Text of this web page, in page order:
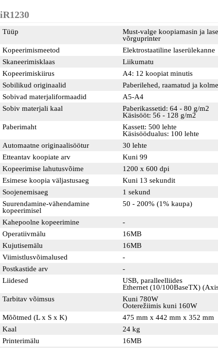
iR1230
Tüüp
Must-valge koopiamasin ja
võrguprinter
Kopeerimismeetod
Elektrostaatiline laserülekanne
Skaneerimisklaas
Liikumatu
Kopeerimiskiirus
A4: 12 koopiat minutis
Sobilikud originaalid
Paberilehed, raamatud ja
Sobivad materjaliformaadid
A5-A4
Sobiv materjali kaal
Paberikassetid: 64 - 80 g/m2
Käsisööt: 56 - 128 g/m2
Paberimaht
Kassett: 500 lehte
Käsisöödualus: 100 lehte
Automaatne originaalisöötur
30 lehte
Etteantav koopiate arv
Kuni 99
Kopeerimise lahutusvõime
1200 x 600 dpi
Esimese koopia väljastusaeg
Kuni 13 sekundit
Soojenemisaeg
1 sekund
Suurendamine-vähendamine
kopeerimisel
50 - 200% (1% kaupa)
Kahepoolne kopeerimine
-
Operatiivmälu
16MB
Kujutisemälu
16MB
Viimistlusvõimalused
-
Postkastide arv
-
Liidesed
USB, paralleelliides
Ethernet (10/100BaseTX)
Tarbitav võimsus
Kuni 780W
Ooterežiimis kuni 160W
Mõõtmed (L x S x K)
475 mm x 442 mm x 352 mm
Kaal
24 kg
Printerimälu
16MB